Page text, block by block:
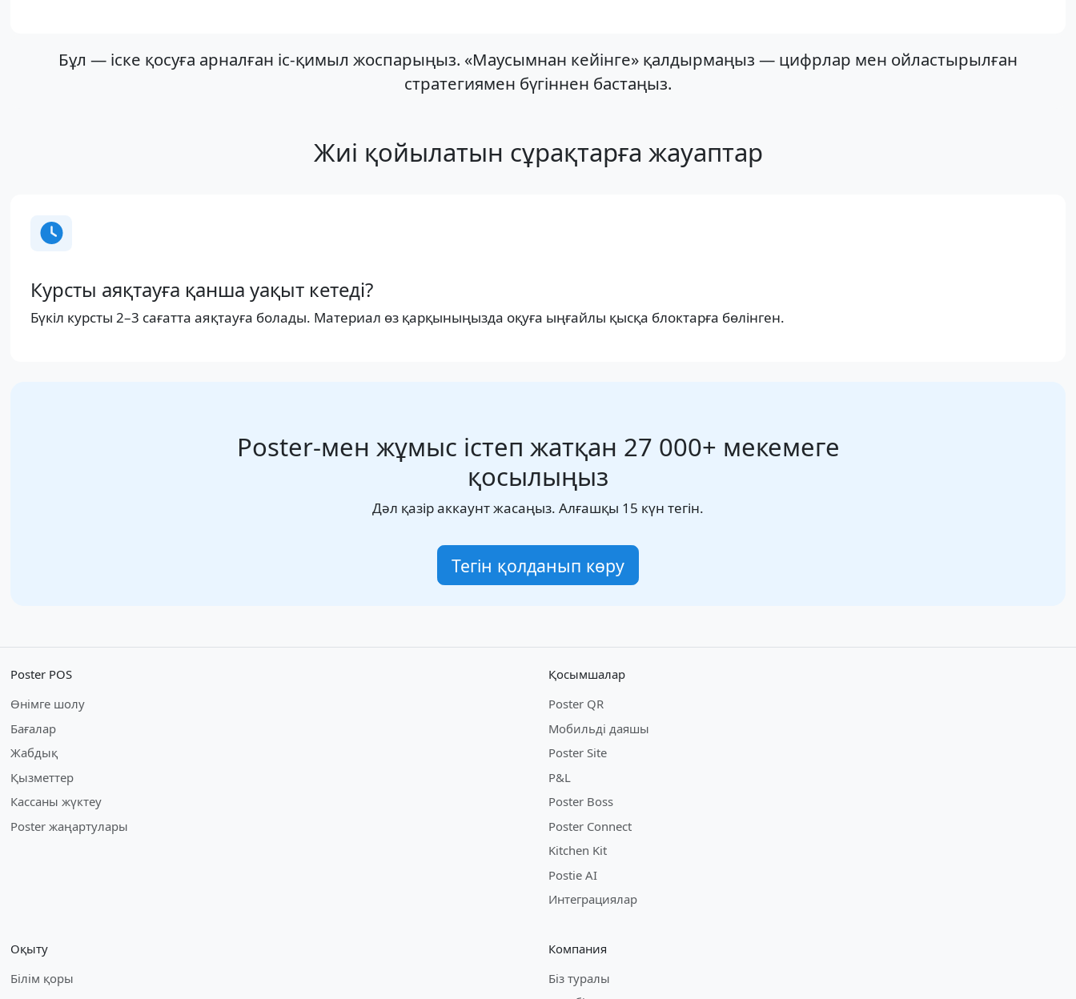
Бұл — іске қосуға арналған іс-қимыл жоспарыңыз. «Маусымнан кейінге» қалдырмаңыз — цифрлар мен ойластырылған
стратегиямен бүгіннен бастаңыз.
Жиі қойылатын сұрақтарға жауаптар
Курсты аяқтауға қанша уақыт кетеді?
Бүкіл курсты 2–3 сағатта аяқтауға болады. Материал өз қарқыныңызда оқуға ыңғайлы қысқа блоктарға бөлінген.
Poster-мен жұмыс істеп жатқан 27 000+ мекемеге
қосылыңыз
Дәл қазір аккаунт жасаңыз. Алғашқы 15 күн тегін.
Тегін қолданып көру
Poster POS
Өнімге шолу
Бағалар
Жабдық
Қызметтер
Кассаны жүктеу
Poster жаңартулары
Қосымшалар
Poster QR
Мобильді даяшы
Poster Site
P&L
Poster Boss
Poster Connect
Kitchen Kit
Postie AI
Интеграциялар
Оқыту
Білім қоры
Компания
Біз туралы